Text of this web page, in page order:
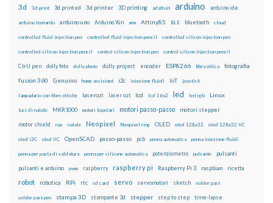
3d 3d print 3d printed 3d printer 3D printing adafruit arduino arduino ide
arduino leonardo arduino uno Arduino Yún arm Attiny85 BLE bluetooth cloud
controlled fluid injection pen controlled fluid injection pencil controlled silicon injection pen
controlled silicon injection pencil control silicon injection pen control silicon injection pencil
CtrlJ pen dolly foto dolly photo dolly project encoder ESP8266 fibra ottica fotografia
fusion 360 Genuino home assistant i2c iniezione fluidi IoT joystick
lampadario con fibre ottiche lasercut laser cut lcd lcd 16x2 led led rgb Linux
luci di natale MKR1000 motori bipolari motori passo-passo motori stepper
motor shield nas natale Neopixel Neopixel ring OLED oled 128x32 oled 128x32 IIC
oled i2C oled IIC OpenSCAD passo-passo pcb penna automatica penna iniezione fluidi
penna per pasta di saldatura penna per silicone automatica potenziometro pulsante pulsanti
pulsanti e arduino pwm raspberry raspberry pi Raspberry Pi 3 raspbian ricetta
robot robotica RPi rtc sd card servo servomotori sketch solder past
solder past pen stampa 3D stampante 3d stepper step to step time-lapse